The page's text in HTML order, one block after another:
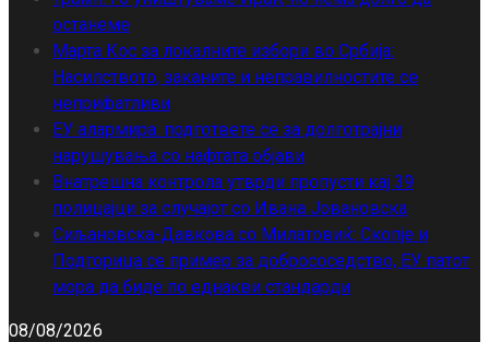
останеме
Марта Кос за локалните избори во Србија:
Насилството, заканите и неправилностите се
неприфатливи
ЕУ алармира: подгответе се за долготрајни
нарушувања со нафтата објави
Внатрешна контрола утврди пропусти кај 39
полицајци за случајот со Ивана Јовановска
Сиљановска-Давкова со Милатовиќ: Скопје и
Подгорица се пример за добрососедство, ЕУ патот
мора да биде по еднакви стандарди
08/08/2026